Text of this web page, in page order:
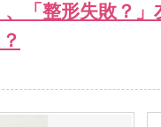
「整形失敗？」